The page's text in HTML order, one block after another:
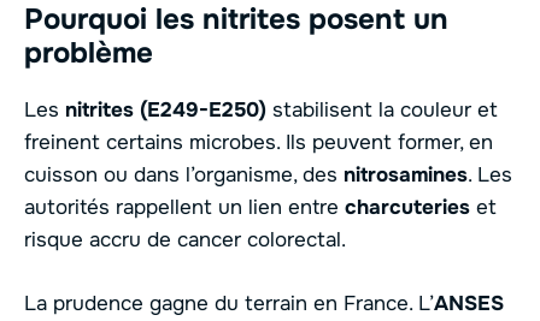
Pourquoi les nitrites posent un
problème
Les nitrites (E249-E250) stabilisent la couleur et
freinent certains microbes. Ils peuvent former, en
cuisson ou dans l’organisme, des nitrosamines. Les
autorités rappellent un lien entre charcuteries et
risque accru de cancer colorectal.
La prudence gagne du terrain en France. L’ANSES